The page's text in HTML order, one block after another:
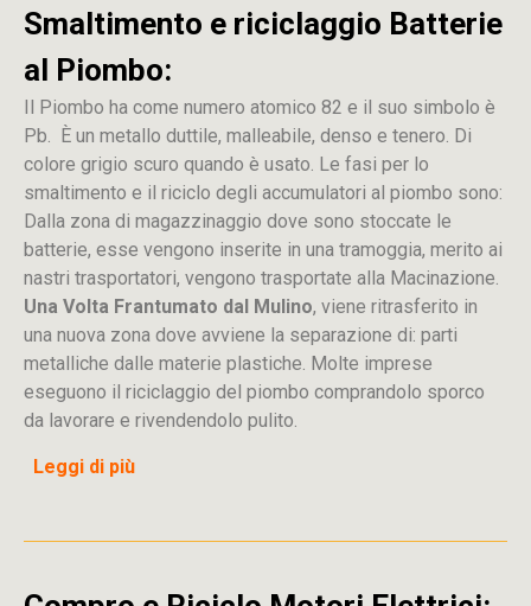
Smaltimento e riciclaggio Batterie
al Piombo:
Il Piombo ha come numero atomico 82 e il suo simbolo è
Pb. È un metallo duttile, malleabile, denso e tenero. Di
colore grigio scuro quando è usato. Le fasi per lo
smaltimento e il riciclo degli accumulatori al piombo sono:
Dalla zona di magazzinaggio dove sono stoccate le
batterie, esse vengono inserite in una tramoggia, merito ai
nastri trasportatori, vengono trasportate alla Macinazione.
Una Volta Frantumato dal Mulino, viene ritrasferito in
una nuova zona dove avviene la separazione di: parti
metalliche dalle materie plastiche. Molte imprese
eseguono il riciclaggio del piombo comprandolo sporco
da lavorare e rivendendolo pulito.
Leggi di più